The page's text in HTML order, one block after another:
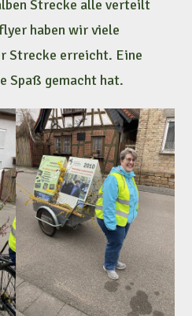
Strecke alle verteilt
haben wir viele
Strecke erreicht. Eine
Spaß gemacht hat.